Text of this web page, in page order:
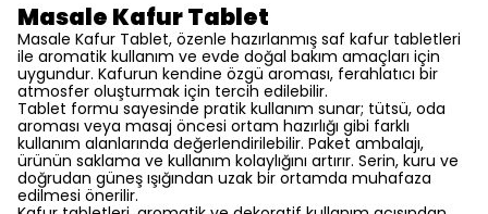
Masale Kafur Tablet
Masale Kafur Tablet, özenle hazırlanmış saf kafur tabletleri
ile aromatik kullanım ve evde doğal bakım amaçları için
uygundur. Kafurun kendine özgü aroması, ferahlatıcı bir
atmosfer oluşturmak için tercih edilebilir.
Tablet formu sayesinde pratik kullanım sunar; tütsü, oda
aroması veya masaj öncesi ortam hazırlığı gibi farklı
kullanım alanlarında değerlendirilebilir. Paket ambalajı,
ürünün saklama ve kullanım kolaylığını artırır. Serin, kuru ve
doğrudan güneş ışığından uzak bir ortamda muhafaza
edilmesi önerilir.